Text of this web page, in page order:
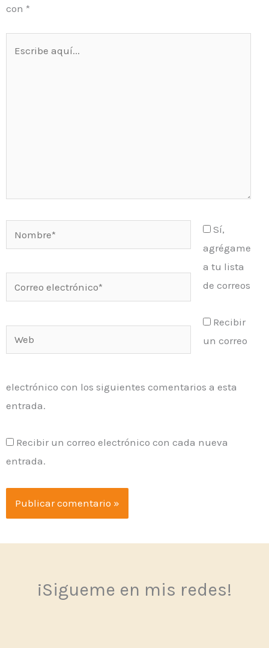
con *
Nombre*
electrónico*
Sí,
agrégame
a tu lista
de correos
Recibir
un correo
electrónico con los siguientes comentarios a esta
entrada.
Recibir un correo electrónico con cada nueva
entrada.
¡Sigueme en mis redes!